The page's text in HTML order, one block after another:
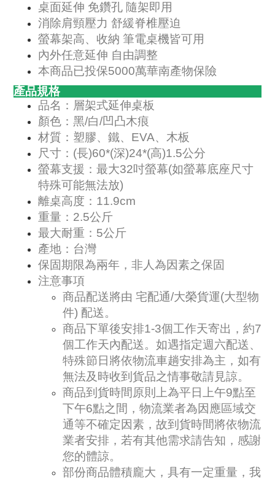
桌面延伸 免鑽孔 隨架即用
消除肩頸壓力 舒緩脊椎壓迫
螢幕架高、收納 筆電桌機皆可用
內外任意延伸 自由調整
本商品已投保5000萬華南產物保險
產品規格
品名：層架式延伸桌板
顏色：黑/白/凹凸木痕
材質：塑膠、鐵、EVA、木板
尺寸：(長)60*(深)24*(高)1.5公分
螢幕支援：最大32吋螢幕(如螢幕底座尺寸
特殊可能無法放)
離桌高度：11.9cm
重量：2.5公斤
最大耐重：5公斤
產地：台灣
保固期限為兩年，非人為因素之保固
注意事項
商品配送將由 宅配通/大榮貨運(大型物
件) 配送。
商品下單後安排1-3個工作天寄出，約7
個工作天內配送。如遇指定週六配送、
特殊節日將依物流車趟安排為主，如有
無法及時收到貨品之情事敬請見諒。
商品到貨時間原則上為平日上午9點至
下午6點之間，物流業者為因應區域交
通等不確定因素，故到貨時間將依物流
業者安排，若有其他需求請告知，感謝
您的體諒。
部份商品體積龐大，具有一定重量，我